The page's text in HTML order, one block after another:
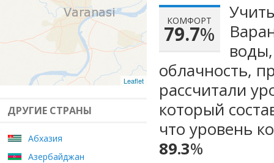
Leaflet
ДРУГИЕ СТРАНЫ
Абхазия
Азербайджан
КОМФОРТ
79.7%
облачность,
рассчитали
который
что уровень
89.3%